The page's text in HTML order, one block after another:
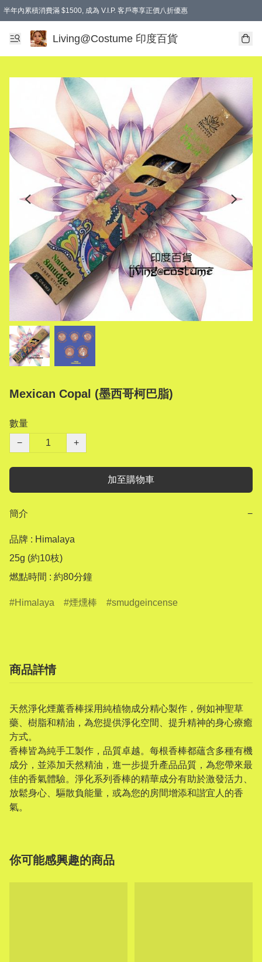
半年內累積消費滿 $1500, 成為 V.I.P. 客戶專享正價八折優惠
滿$600免本地運費
Living@Costume 印度百貨
Mexican Copal (墨西哥柯巴脂)
數量
−
+
加至購物車
簡介 −
品牌 : Himalaya
25g (約10枝)
燃點時間 : 約80分鐘
Himalaya 煙燻棒 smudgeincense
商品詳情
天然淨化煙薰香棒採用純植物成分精心製作，例如神聖草
藥、樹脂和精油，為您提供淨化空間、提升精神的身心療癒
方式。
香棒皆為純手工製作，品質卓越。每根香棒都蘊含多種有機
成分，並添加天然精油，進一步提升產品品質，為您帶來最
佳的香氣體驗。淨化系列香棒的精華成分有助於激發活力、
放鬆身心、驅散負能量，或為您的房間增添和諧宜人的香
氣。
你可能感興趣的商品